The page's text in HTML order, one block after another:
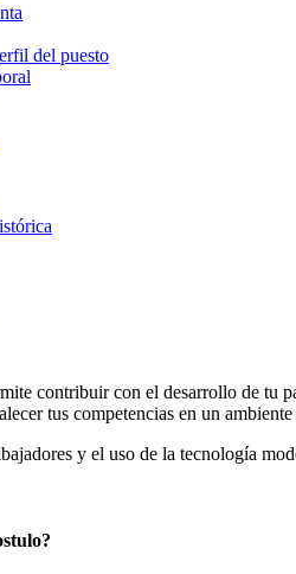
del puesto
contribuir con el desarrollo de tu
tus competencias en un
y el uso de la tecnología